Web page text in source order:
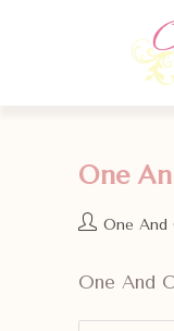
One
One And
One And